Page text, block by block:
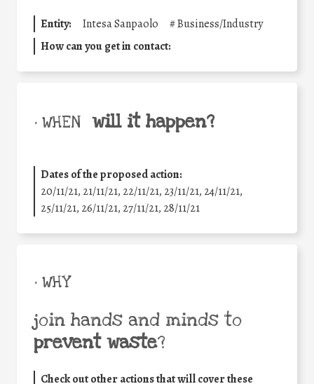
Entity: Intesa Sanpaolo #Business/Industry
How can you get in contact:
• WHEN will it happen?
Dates of the proposed action:
20/11/21, 21/11/21, 22/11/21, 23/11/21, 24/11/21,
25/11/21, 26/11/21, 27/11/21, 28/11/21
• WHY
join hands and minds to
prevent waste?
Check out other actions that will cover these